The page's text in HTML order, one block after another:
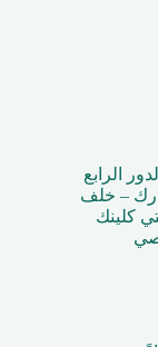
الرابع
– خلف
كلينك